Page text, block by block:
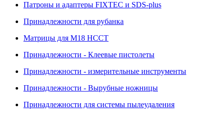
Патроны и адаптеры FIXTEC и SDS-plus
Принадлежности для рубанка
Матрицы для M18 HCCT
Принадлежности - Клеевые пистолеты
Принадлежности - измерительные инструменты
Принадлежности - Вырубные ножницы
Принадлежности для системы пылеудаления